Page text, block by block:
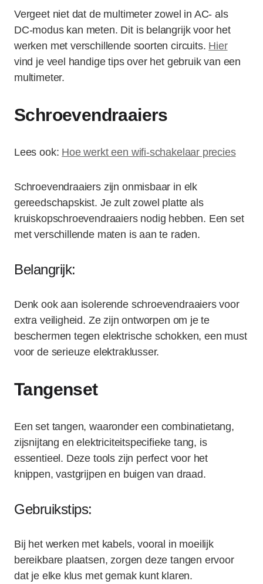
Vergeet niet dat de multimeter zowel in AC- als
DC-modus kan meten. Dit is belangrijk voor het
werken met verschillende soorten circuits. Hier
vind je veel handige tips over het gebruik van een
multimeter.
Schroevendraaiers
Lees ook: Hoe werkt een wifi-schakelaar precies
Schroevendraaiers zijn onmisbaar in elk
gereedschapskist. Je zult zowel platte als
kruiskopschroevendraaiers nodig hebben. Een set
met verschillende maten is aan te raden.
Belangrijk:
Denk ook aan isolerende schroevendraaiers voor
extra veiligheid. Ze zijn ontworpen om je te
beschermen tegen elektrische schokken, een must
voor de serieuze elektraklusser.
Tangenset
Een set tangen, waaronder een combinatietang,
zijsnijtang en elektriciteitspecifieke tang, is
essentieel. Deze tools zijn perfect voor het
knippen, vastgrijpen en buigen van draad.
Gebruikstips:
Bij het werken met kabels, vooral in moeilijk
bereikbare plaatsen, zorgen deze tangen ervoor
dat je elke klus met gemak kunt klaren.